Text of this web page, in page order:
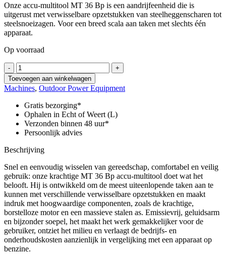
Onze accu-multitool MT 36 Bp is een aandrijfeenheid die is
uitgerust met verwisselbare opzetstukken van steelheggenscharen tot
steelsnoeizagen. Voor een breed scala aan taken met slechts één
apparaat.
Op voorraad
-
MT
36
Bp
aantal
+
Toevoegen aan winkelwagen
Machines, Outdoor Power Equipment
Gratis bezorging*
Ophalen in Echt of Weert (L)
Verzonden binnen 48 uur*
Persoonlijk advies
Beschrijving
Snel en eenvoudig wisselen van gereedschap, comfortabel en veilig
gebruik: onze krachtige MT 36 Bp accu-multitool doet wat het
belooft. Hij is ontwikkeld om de meest uiteenlopende taken aan te
kunnen met verschillende verwisselbare opzetstukken en maakt
indruk met hoogwaardige componenten, zoals de krachtige,
borstelloze motor en een massieve stalen as. Emissievrij, geluidsarm
en bijzonder soepel, het maakt het werk gemakkelijker voor de
gebruiker, ontziet het milieu en verlaagt de bedrijfs- en
onderhoudskosten aanzienlijk in vergelijking met een apparaat op
benzine.